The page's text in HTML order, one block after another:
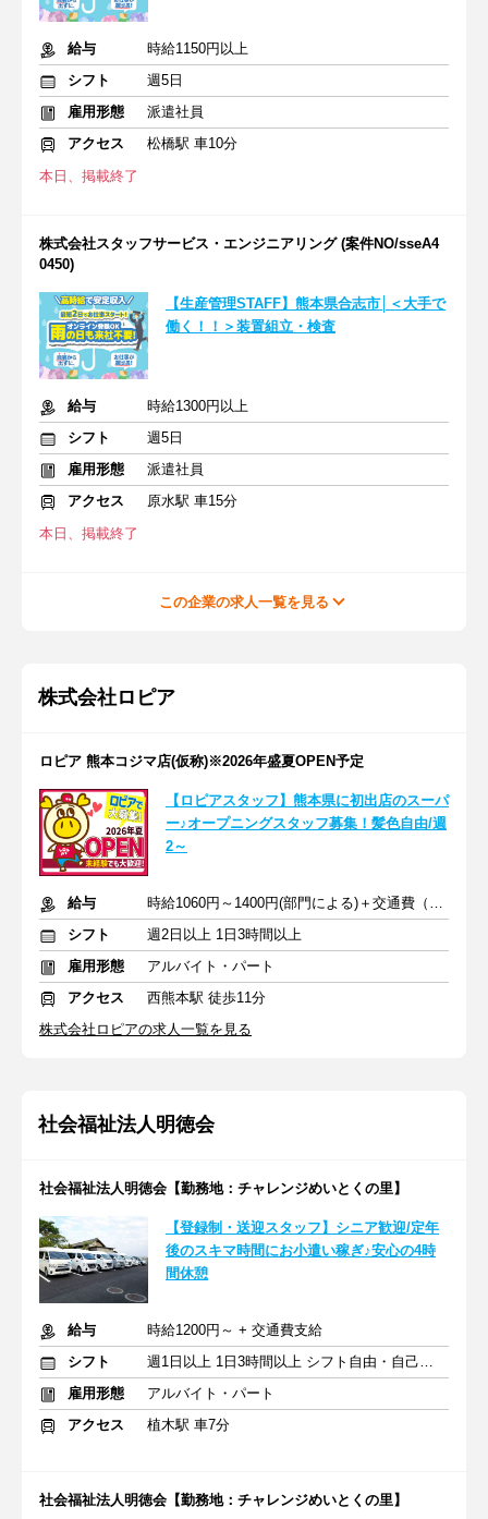
給与
時給1150円以上
シフト
週5日
雇用形態
派遣社員
アクセス
松橋駅 車10分
本日、掲載終了
株式会社スタッフサービス・エンジニアリング (案件NO/sseA4
0450)
【生産管理STAFF】熊本県合志市│＜大手で
働く！！＞装置組立・検査
給与
時給1300円以上
シフト
週5日
雇用形態
派遣社員
アクセス
原水駅 車15分
本日、掲載終了
この企業の求人一覧を見る
株式会社ロピア
ロピア 熊本コジマ店(仮称)※2026年盛夏OPEN予定
【ロピアスタッフ】熊本県に初出店のスーパ
ー♪オープニングスタッフ募集！髪色自由/週
2～
給与
時給1060円～1400円(部門による)＋交通費（社内規定）
シフト
週2日以上 1日3時間以上
雇用形態
アルバイト・パート
アクセス
西熊本駅 徒歩11分
株式会社ロピアの求人一覧を見る
社会福祉法人明徳会
社会福祉法人明徳会【勤務地：チャレンジめいとくの里】
【登録制・送迎スタッフ】シニア歓迎/定年
後のスキマ時間にお小遣い稼ぎ♪安心の4時
間休憩
給与
時給1200円～ + 交通費支給
シフト
週1日以上 1日3時間以上 シフト自由・自己申告
雇用形態
アルバイト・パート
アクセス
植木駅 車7分
社会福祉法人明徳会【勤務地：チャレンジめいとくの里】